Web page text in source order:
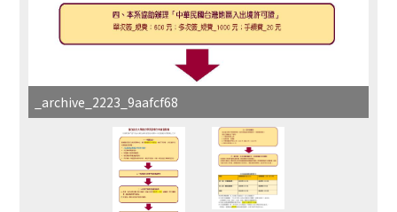
_archive_2223_9aafcf68